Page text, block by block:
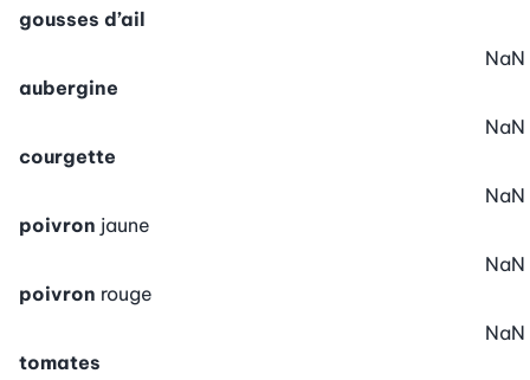
gousses d’ail
aubergine
NaN
courgette
NaN
poivron jaune
NaN
poivron rouge
NaN
tomates
NaN